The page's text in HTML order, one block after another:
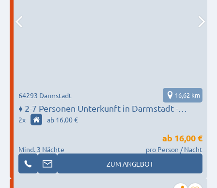
♦️ 2-7 Personen Unterkunft in Darmstadt -
MONTEUR BASE
64293 Darmstadt 16,62 km
2x ab 16,00 €
Mind. 3 Nächte
ab 16,00 €
pro Person / Nacht
ZUM ANGEBOT